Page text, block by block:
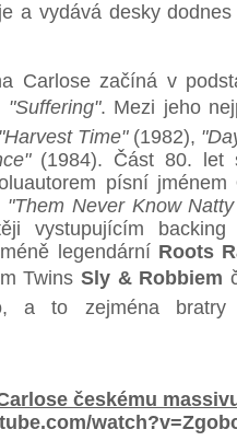
a vydává desky
Carlose začíná v
"Suffering". Mezi jeho
"Harvest Time"(1982),
(1984). Část 80. let
písní jménem
"Them Never Know
vystupujícím
legendární Roots
Twins Sly & Robbiem
a to zejména
českému